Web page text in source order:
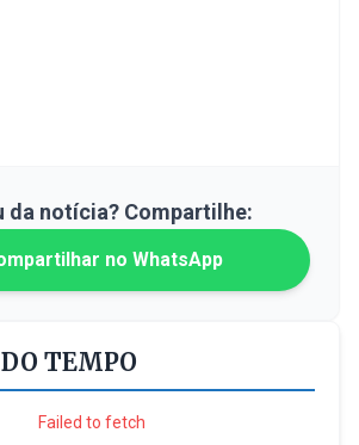
da notícia? Compartilhe:
no WhatsApp
TEMPO
Failed to fetch